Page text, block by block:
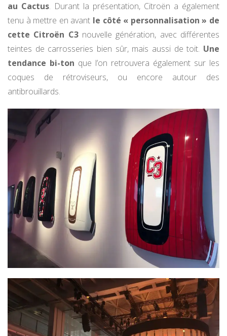
au Cactus. Durant la présentation, Citroën a également
tenu à mettre en avant le côté « personnalisation » de
cette Citroën C3nouvelle génération, avec différentes
teintes de carrosseries bien sûr, mais aussi de toit. Une
tendance bi-ton que l’on retrouvera également sur les
coques de rétroviseurs, ou encore autour des
antibrouillards.